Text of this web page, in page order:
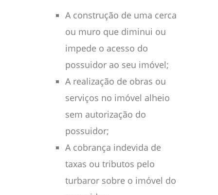
A construção de uma cerca
ou muro que diminui ou
impede o acesso do
possuidor ao seu imóvel;
A realização de obras ou
serviços no imóvel alheio
sem autorização do
possuidor;
A cobrança indevida de
taxas ou tributos pelo
turbaror sobre o imóvel do